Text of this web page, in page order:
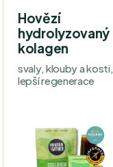
Hovězí
hydrolyzovaný
kolagen
svaly, klouby a kosti,
lepší regenerace